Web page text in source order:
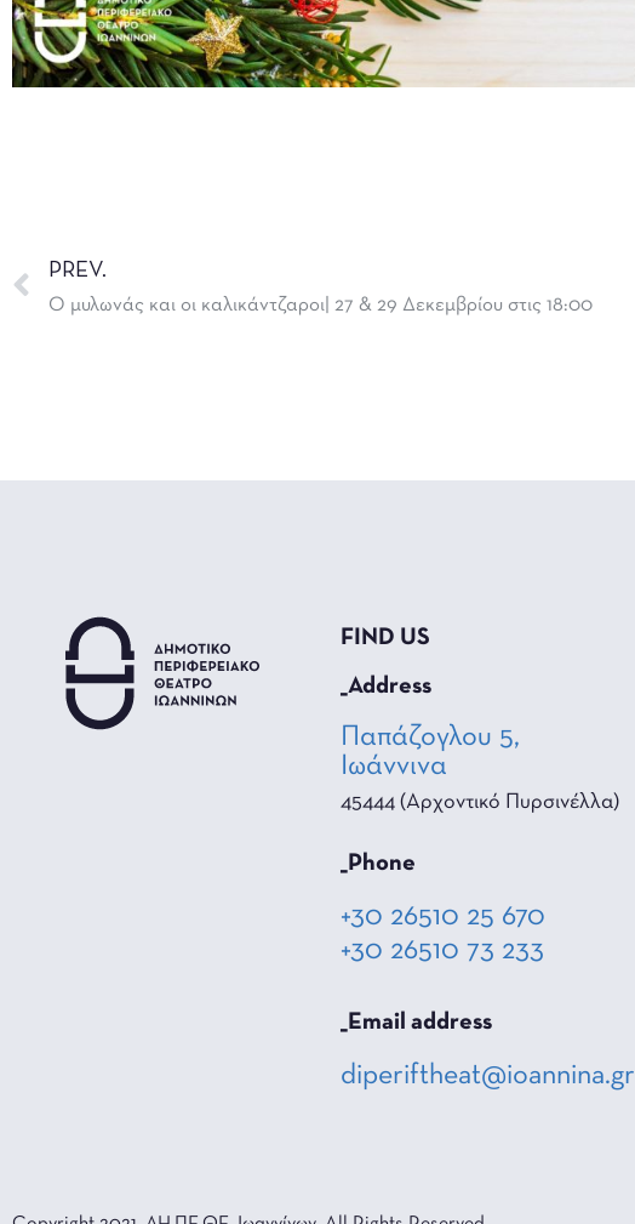
PREV.
Ο μυλωνάς και οι καλικάντζαροι| 27 & 29 Δεκεμβρίου στις 18:00
FIND US
_Address
Παπάζογλου 5,
Ιωάννινα
45444 (Αρχοντικό Πυρσινέλλα)
_Phone
+30 26510 25 670
+30 26510 73 233
_Email address
diperiftheat@ioannina.gr